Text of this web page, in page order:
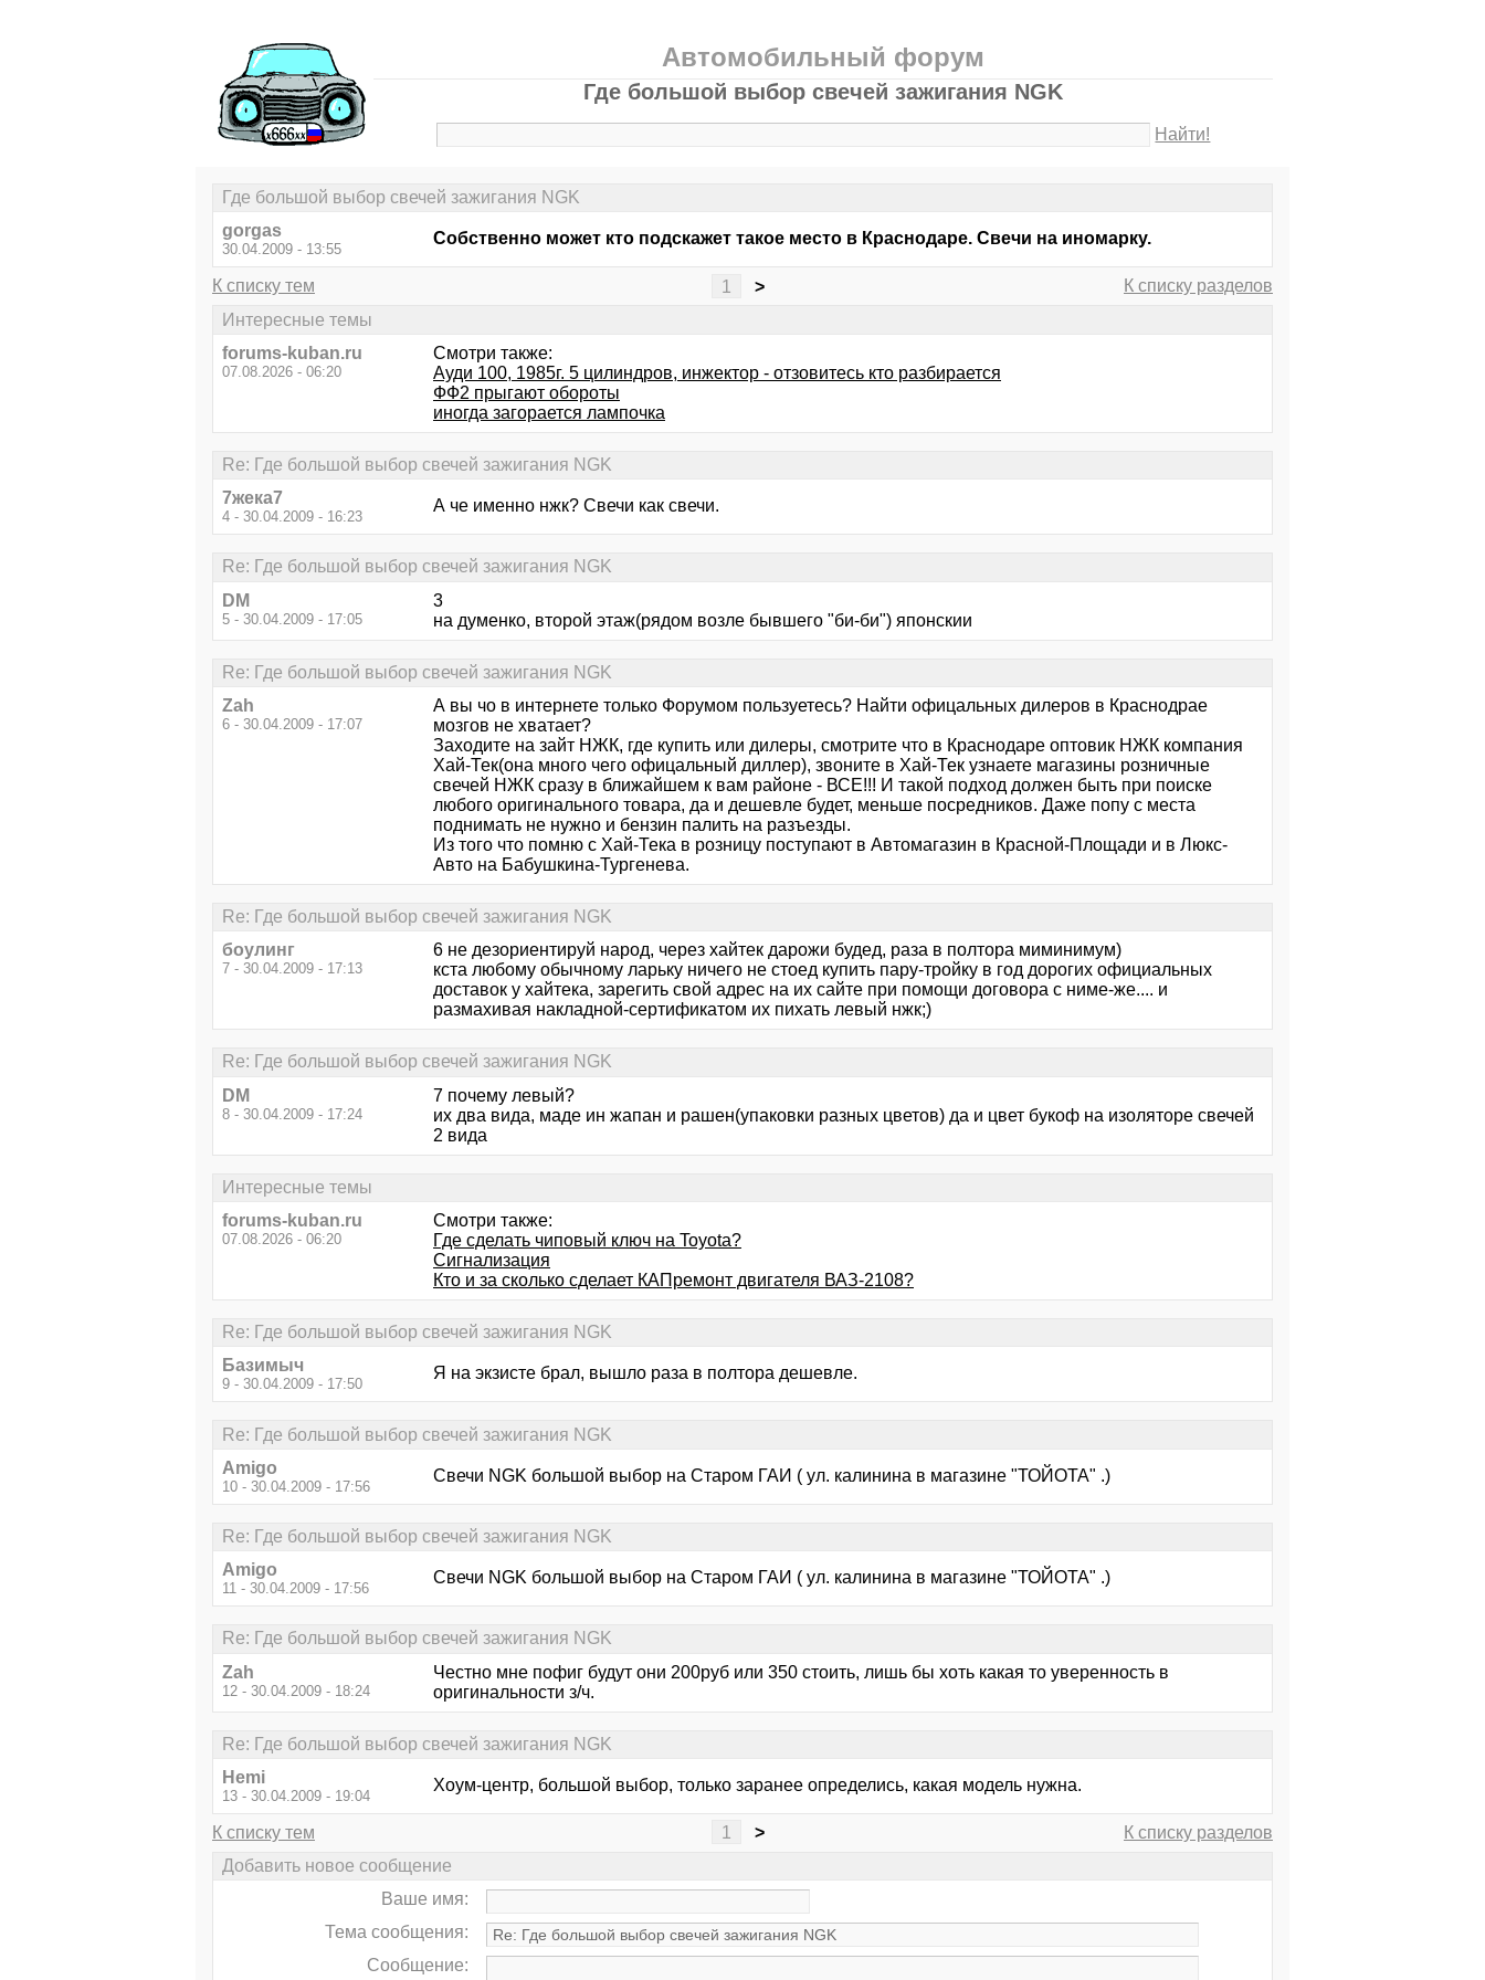
Автомобильный форум
Где большой выбор свечей зажигания NGK
Найти!
Где большой выбор свечей зажигания NGK
gorgas
30.04.2009 - 13:55
Собственно может кто подскажет такое место в Краснодаре. Свечи на иномарку.
К списку тем 1 >
К списку разделов
Интересные темы
forums-kuban.ru
07.08.2026 - 06:20
Смотри также:
Ауди 100, 1985г. 5 цилиндров, инжектор - отзовитесь кто разбирается
ФФ2 прыгают обороты
иногда загорается лампочка
Re: Где большой выбор свечей зажигания NGK
7жека7
4 - 30.04.2009 - 16:23
А че именно нжк? Свечи как свечи.
Re: Где большой выбор свечей зажигания NGK
DM
5 - 30.04.2009 - 17:05
3
на думенко, второй этаж(рядом возле бывшего "би-би") японскии
Re: Где большой выбор свечей зажигания NGK
Zah
6 - 30.04.2009 - 17:07
А вы чо в интернете только Форумом пользуетесь? Найти офицальных дилеров в Краснодрае
мозгов не хватает?
Заходите на зайт НЖК, где купить или дилеры, смотрите что в Краснодаре оптовик НЖК компания
Хай-Тек(она много чего офицальный диллер), звоните в Хай-Тек узнаете магазины розничные
свечей НЖК сразу в ближайшем к вам районе - ВСЕ!!! И такой подход должен быть при поиске
любого оригинального товара, да и дешевле будет, меньше посредников. Даже попу с места
поднимать не нужно и бензин палить на разъезды.
Из того что помню с Хай-Тека в розницу поступают в Автомагазин в Красной-Площади и в Люкс-
Авто на Бабушкина-Тургенева.
Re: Где большой выбор свечей зажигания NGK
боулинг
7 - 30.04.2009 - 17:13
6 не дезориентируй народ, через хайтек дарожи будед, раза в полтора миминимум)
кста любому обычному ларьку ничего не стоед купить пару-тройку в год дорогих официальных
доставок у хайтека, зарегить свой адрес на их сайте при помощи договора с ниме-же.... и
размахивая накладной-сертификатом их пихать левый нжк;)
Re: Где большой выбор свечей зажигания NGK
DM
8 - 30.04.2009 - 17:24
7 почему левый?
их два вида, маде ин жапан и рашен(упаковки разных цветов) да и цвет букоф на изоляторе свечей
2 вида
Интересные темы
forums-kuban.ru
07.08.2026 - 06:20
Смотри также:
Где сделать чиповый ключ на Toyota?
Сигнализация
Кто и за сколько сделает КАПремонт двигателя ВАЗ-2108?
Re: Где большой выбор свечей зажигания NGK
Базимыч
9 - 30.04.2009 - 17:50
Я на экзисте брал, вышло раза в полтора дешевле.
Re: Где большой выбор свечей зажигания NGK
Amigo
10 - 30.04.2009 - 17:56
Свечи NGK большой выбор на Старом ГАИ ( ул. калинина в магазине "ТОЙОТА" .)
Re: Где большой выбор свечей зажигания NGK
Amigo
11 - 30.04.2009 - 17:56
Свечи NGK большой выбор на Старом ГАИ ( ул. калинина в магазине "ТОЙОТА" .)
Re: Где большой выбор свечей зажигания NGK
Zah
12 - 30.04.2009 - 18:24
Честно мне пофиг будут они 200руб или 350 стоить, лишь бы хоть какая то уверенность в
оригинальности з/ч.
Re: Где большой выбор свечей зажигания NGK
Hemi
13 - 30.04.2009 - 19:04
Хоум-центр, большой выбор, только заранее определись, какая модель нужна.
К списку тем 1 >
К списку разделов
Добавить новое сообщение
Ваше имя:
Тема сообщения:
Сообщение: